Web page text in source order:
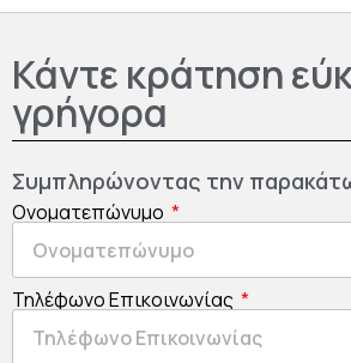
Κάντε κράτηση
γρήγορα
Συμπληρώνοντας την
Ονοματεπώνυμο
Τηλέφωνο Επικοινωνίας